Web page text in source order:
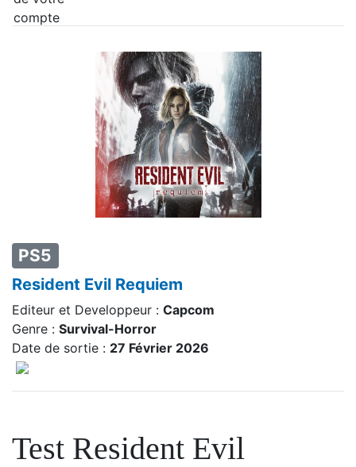
PS5
Resident Evil Requiem
Editeur et Developpeur : Capcom
Genre : Survival-Horror
Date de sortie : 27 Février 2026
Test Resident Evil